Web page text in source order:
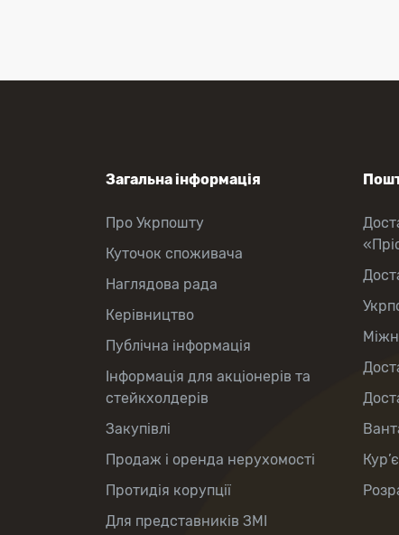
Загальна інформація
Про Укрпошту
Куточок споживача
Наглядова рада
Керівництво
Публічна інформація
Інформація для акціонерів та
стейкхолдерів
Закупівлі
Продаж і оренда нерухомості
Протидія корупції
Для представників ЗМІ